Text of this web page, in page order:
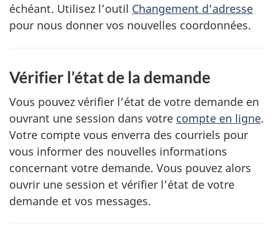
échéant. Utilisez l’outil Changement d’adresse
pour nous donner vos nouvelles coordonnées.
Vérifier l’état de la demande
Vous pouvez vérifier l’état de votre demande en
ouvrant une session dans votre compte en ligne.
Votre compte vous enverra des courriels pour
vous informer des nouvelles informations
concernant votre demande. Vous pouvez alors
ouvrir une session et vérifier l’état de votre
demande et vos messages.